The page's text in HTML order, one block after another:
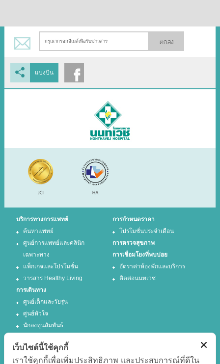
ตกลง
แบ่งปัน
บริการทางการแพทย์
ค้นหาแพทย์
ศูนย์การแพทย์และคลินิก
เฉพาะทาง
แพ็กเกจและโปรโมชั่น
วารสาร Healthy Living
การกำหนดราคา
โปรโมชั่นประจำเดือน
การตรวจสุขภาพ
การเชื่อมโยงที่พบบ่อย
อัตราค่าห้องพักและบริการ
ติดต่อนนทเวช
การเดินทาง
ศูนย์เด็กและวัยรุ่น
ศูนย์หัวใจ
นักลงทุนสัมพันธ์
เว็บไซต์นี้ใช้คุกกี้
เราใช้คุกกี้เพื่อเพิ่มประสิทธิภาพ และประสบการณ์ที่ดีใน